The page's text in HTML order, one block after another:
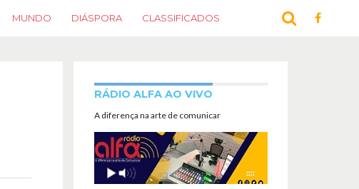
MUNDO DIÁSPORA CLASSIFICADOS
RÁDIO ALFA AO VIVO
A diferença na arte de comunicar